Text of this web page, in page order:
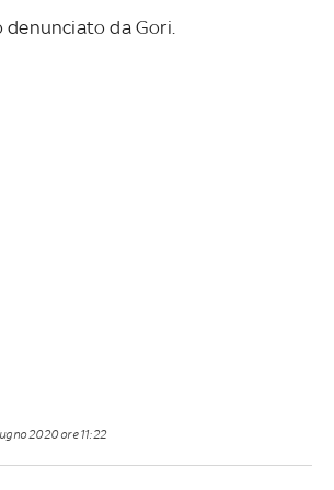
da Gori.
2020 ore 11:22